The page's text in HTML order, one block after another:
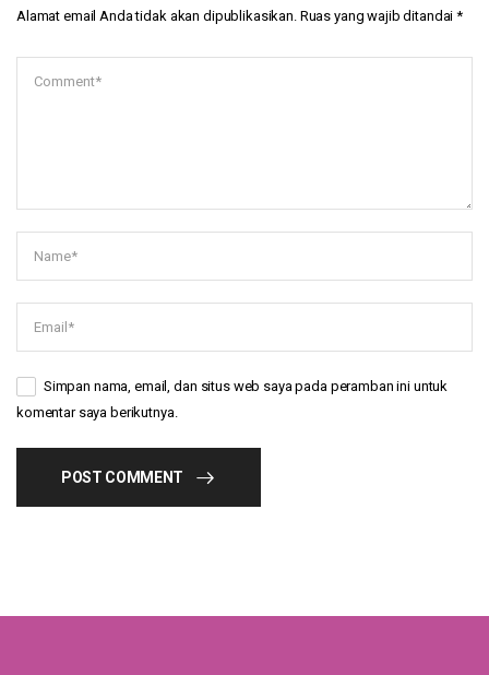
Alamat email Anda tidak akan dipublikasikan. Ruas yang wajib ditandai*
Simpan nama, email, dan situs web saya pada peramban ini untuk
komentar saya berikutnya.
POST COMMENT